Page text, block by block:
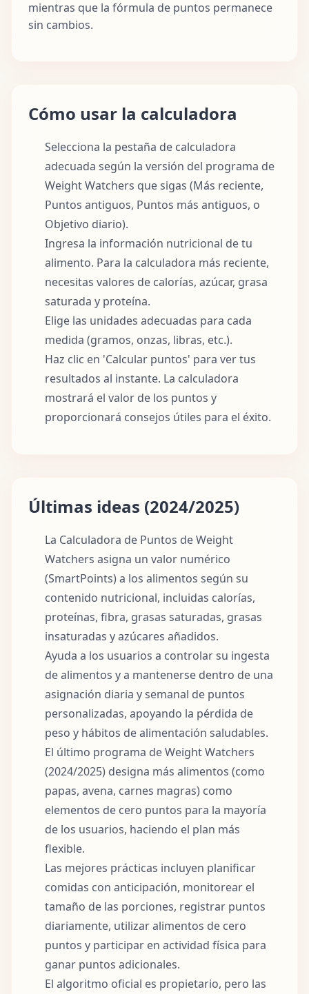
mientras que la fórmula de puntos permanece
sin cambios.
Cómo usar la calculadora
Selecciona la pestaña de calculadora
adecuada según la versión del programa de
Weight Watchers que sigas (Más reciente,
Puntos antiguos, Puntos más antiguos, o
Objetivo diario).
Ingresa la información nutricional de tu
alimento. Para la calculadora más reciente,
necesitas valores de calorías, azúcar, grasa
saturada y proteína.
Elige las unidades adecuadas para cada
medida (gramos, onzas, libras, etc.).
Haz clic en 'Calcular puntos' para ver tus
resultados al instante. La calculadora
mostrará el valor de los puntos y
proporcionará consejos útiles para el éxito.
Últimas ideas (2024/2025)
La Calculadora de Puntos de Weight
Watchers asigna un valor numérico
(SmartPoints) a los alimentos según su
contenido nutricional, incluidas calorías,
proteínas, fibra, grasas saturadas, grasas
insaturadas y azúcares añadidos.
Ayuda a los usuarios a controlar su ingesta
de alimentos y a mantenerse dentro de una
asignación diaria y semanal de puntos
personalizadas, apoyando la pérdida de
peso y hábitos de alimentación saludables.
El último programa de Weight Watchers
(2024/2025) designa más alimentos (como
papas, avena, carnes magras) como
elementos de cero puntos para la mayoría
de los usuarios, haciendo el plan más
flexible.
Las mejores prácticas incluyen planificar
comidas con anticipación, monitorear el
tamaño de las porciones, registrar puntos
diariamente, utilizar alimentos de cero
puntos y participar en actividad física para
ganar puntos adicionales.
El algoritmo oficial es propietario, pero las